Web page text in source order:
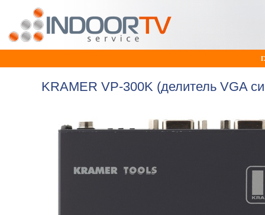
KRAMER VP-300K (делитель VGA